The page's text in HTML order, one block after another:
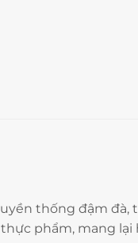
thống đậm đà,
phẩm, mang